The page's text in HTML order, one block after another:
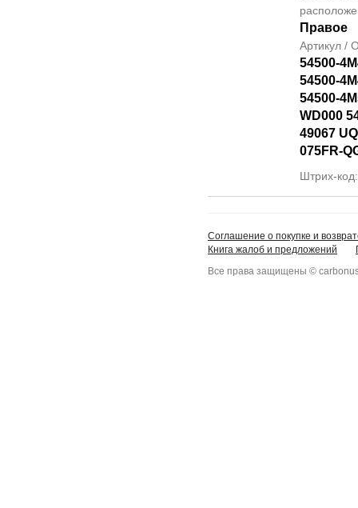
Правое
Артикул /
54500-
54500-
54500-
WD000
49067
075FR-
Штрих-
Соглашение о покупке и
Книга жалоб и предложений
Все права защищены ©